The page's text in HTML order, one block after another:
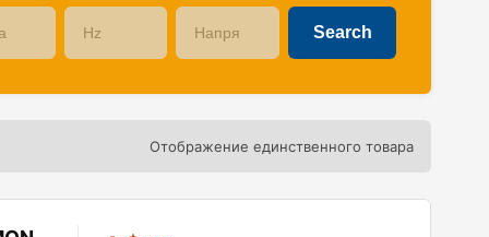
Отображение единственного товара